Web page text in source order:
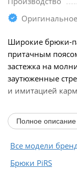
Широкие брюки-
притачным
застежка на
заутюженные
и имитацией
Длина по
длина по
Полное описание
Все модели
Брюки PiRS